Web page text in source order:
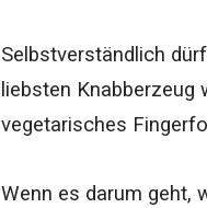
Selbstverständlich
liebsten
vegetarisches
Wenn es darum geht,